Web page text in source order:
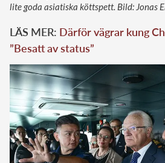
lite goda asiatiska köttspett. Bild: Jonas
LÄS MER: Därför vägrar kung
”Besatt av status”